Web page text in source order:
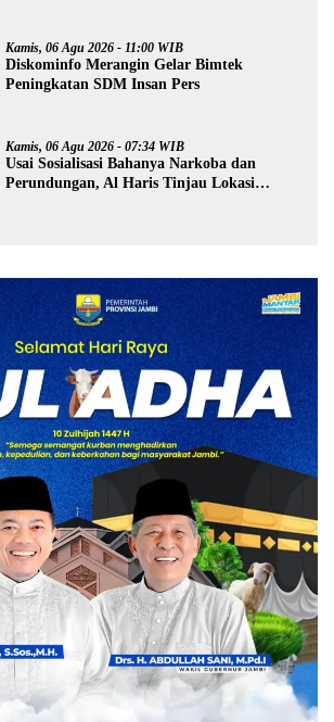
Kamis, 06 Agu 2026 - 11:00 WIB
Diskominfo Merangin Gelar Bimtek
Peningkatan SDM Insan Pers
Kamis, 06 Agu 2026 - 07:34 WIB
Usai Sosialisasi Bahanya Narkoba dan
Perundungan, Al Haris Tinjau Lokasi